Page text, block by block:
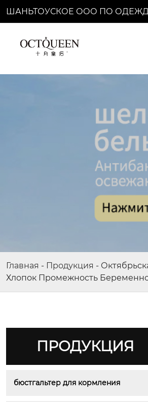
ШАНЬТОУСКОЕ ООО ПО
Главная - Продукция -
Хлопок Промежность
ПРОДУКЦИЯ
бюстгальтер для кормления